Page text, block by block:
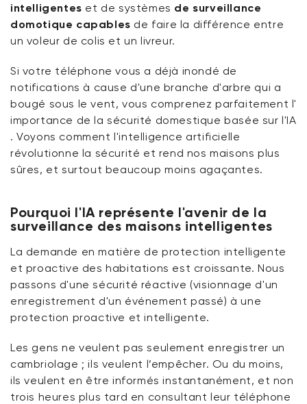
Des alertes plus intelligentes, des réponses plus
rapides
Alertes IA en temps réel
Automatisation et intégrations pilotées par l'IA
IA et confidentialité dans la surveillance des
maisons intelligentes
l'IA ?
Comment Wyze façonne l'avenir de la surveillance
Conclusion : Construire des maisons plus sûres
grâce à une technologie plus intelligente
intelligentes et de systèmes de surveillance
domotique capables de faire la différence entre
un voleur de colis et un livreur.
Si votre téléphone vous a déjà inondé de
notifications à cause d'une branche d'arbre qui a
bougé sous le vent, vous comprenez parfaitement l'
importance de la sécurité domestique basée sur l'IA
. Voyons comment l'intelligence artificielle
révolutionne la sécurité et rend nos maisons plus
sûres, et surtout beaucoup moins agaçantes.
Pourquoi l'IA représente l'avenir de la
surveillance des maisons intelligentes
La demande en matière de protection intelligente
et proactive des habitations est croissante. Nous
passons d'une sécurité réactive (visionnage d'un
enregistrement d'un événement passé) à une
protection proactive et intelligente.
Les gens ne veulent pas seulement enregistrer un
cambriolage ; ils veulent l’empêcher. Ou du moins,
ils veulent en être informés instantanément, et non
trois heures plus tard en consultant leur téléphone